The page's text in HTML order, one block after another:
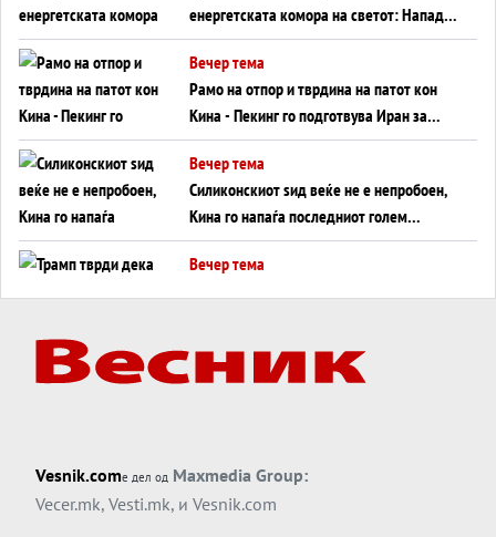
енергетската комора на светот: Нападот
во Суец најавува глобален енергетски
инфаркт?
Вечер тема
Рамо на отпор и тврдина на патот кон
Кина - Пекинг го подготвува Иран за
американска копнена инвазија
Вечер тема
Силиконскиот ѕид веќе не е непробоен,
Кина го напаѓа последниот голем
монопол на Западот?
Вечер тема
Вечер тема
ДЛАБОКО УДОЛУ: Сметководствените
Вечер тема
АТОМСКО ДОМИНО НА БЛИСКИОТ
ИСТОК
Vesnik.comе дел од Maxmedia Group:
Vecer.mk, Vesti.mk, и Vesnik.com